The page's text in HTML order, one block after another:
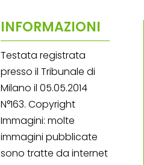
INFORMAZIONI
Testata registrata
presso il Tribunale di
Milano il 05.05.2014
N°163. Copyright
Immagini: molte
immagini pubblicate
sono tratte da internet